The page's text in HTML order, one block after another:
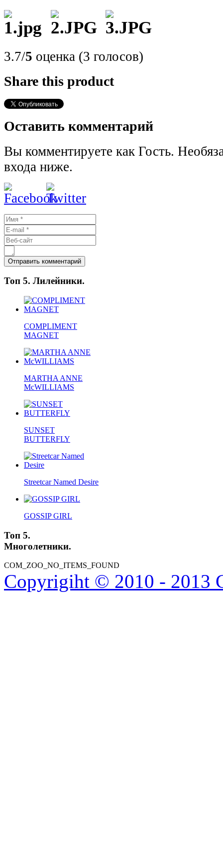
3.7/5 оценка (3 голосов)
Share this product
Оставить комментарий
Вы комментируете как Гость.
входа ниже.
Топ 5. Лилейники.
COMPLIMENT
MAGNET
MARTHA ANNE
McWILLIAMS
SUNSET
BUTTERFLY
Streetcar Named Desire
GOSSIP GIRL
Топ 5.
Многолетники.
COM_ZOO_NO_ITEMS_FOUND
Copyrigiht © 2010 - 2013